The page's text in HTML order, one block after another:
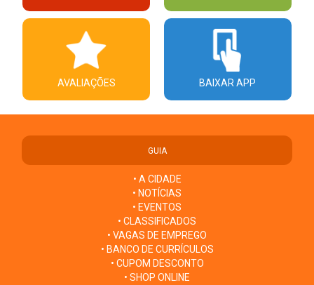
AVALIAÇÕES BAIXAR APP
GUIA
• A CIDADE
• NOTÍCIAS
• EVENTOS
• CLASSIFICADOS
• VAGAS DE EMPREGO
• BANCO DE CURRÍCULOS
• CUPOM DESCONTO
• SHOP ONLINE